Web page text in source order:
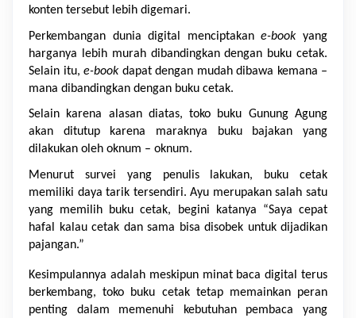
konten tersebut lebih digemari.
Perkembangan dunia digital menciptakan e-book yang
harganya lebih murah dibandingkan dengan buku cetak.
Selain itu, e-book dapat dengan mudah dibawa kemana –
mana dibandingkan dengan buku cetak.
Selain karena alasan diatas, toko buku Gunung Agung
akan ditutup karena maraknya buku bajakan yang
dilakukan oleh oknum – oknum.
Menurut survei yang penulis lakukan, buku cetak
memiliki daya tarik tersendiri. Ayu merupakan salah satu
yang memilih buku cetak, begini katanya “Saya cepat
hafal kalau cetak dan sama bisa disobek untuk dijadikan
pajangan.”
Kesimpulannya adalah meskipun minat baca digital terus
berkembang, toko buku cetak tetap memainkan peran
penting dalam memenuhi kebutuhan pembaca yang